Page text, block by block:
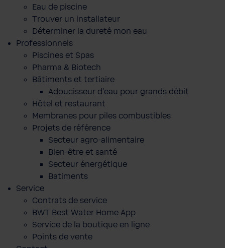
Eau de piscine
Trouver un installateur
Déterminer la dureté mon eau
Professionnels
Piscines et Spas
Pharma & Biotech
Bâtiments et tertiaire
Adoucisseur d'eau pour grands débit
Hôtel et restaurant
Membranes pour piles combustibles
Projets de référence
Secteur agro-alimentaire
Bien-être et santé
Secteur énergétique
Batiments
Service
Contrats de service
BWT Best Water Home App
Service de la boutique en ligne
Points de vente